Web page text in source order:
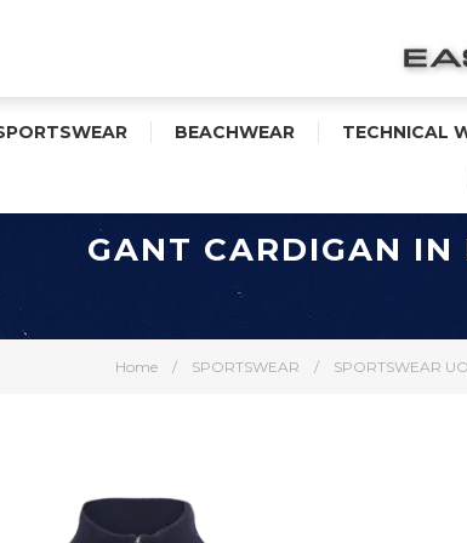
BEACHWEAR TECHNICAL
Home / SPORTSWEAR / SPORTSWEAR
GANT CARDIGAN